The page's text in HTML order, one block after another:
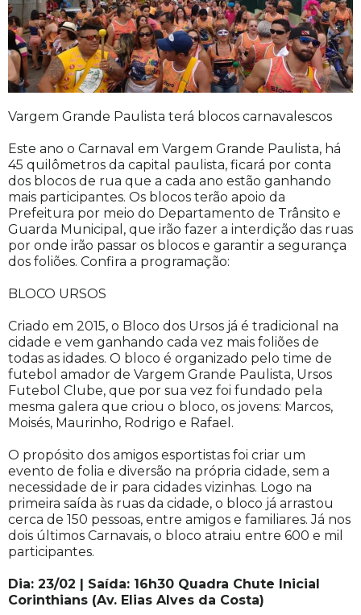
Vargem Grande Paulista terá blocos carnavalescos
Este ano o Carnaval em Vargem Grande Paulista, há
45 quilômetros da capital paulista, ficará por conta
dos blocos de rua que a cada ano estão ganhando
mais participantes. Os blocos terão apoio da
Prefeitura por meio do Departamento de Trânsito e
Guarda Municipal, que irão fazer a interdição das ruas
por onde irão passar os blocos e garantir a segurança
dos foliões. Confira a programação:
BLOCO URSOS
Criado em 2015, o Bloco dos Ursos já é tradicional na
cidade e vem ganhando cada vez mais foliões de
todas as idades. O bloco é organizado pelo time de
futebol amador de Vargem Grande Paulista, Ursos
Futebol Clube, que por sua vez foi fundado pela
mesma galera que criou o bloco, os jovens: Marcos,
Moisés, Maurinho, Rodrigo e Rafael.
O propósito dos amigos esportistas foi criar um
evento de folia e diversão na própria cidade, sem a
necessidade de ir para cidades vizinhas. Logo na
primeira saída às ruas da cidade, o bloco já arrastou
cerca de 150 pessoas, entre amigos e familiares. Já nos
dois últimos Carnavais, o bloco atraiu entre 600 e mil
participantes.
Dia: 23/02 | Saída: 16h30 Quadra Chute Inicial
Corinthians (Av. Elias Alves da Costa)